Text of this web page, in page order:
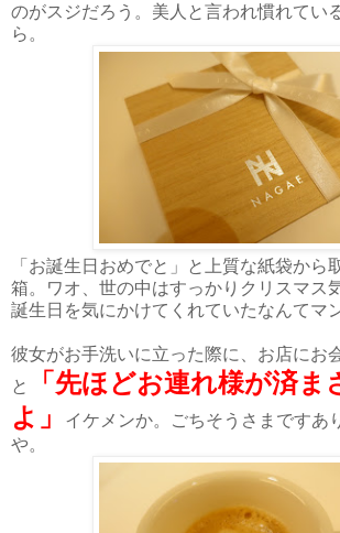
のがスジだろう。美人と言われ慣れてい
ら。
「お誕生日おめでと」と上質な紙袋から
箱。ワオ、世の中はすっかりクリスマス
誕生日を気にかけてくれていたなんてマ
彼女がお手洗いに立った際に、お店にお
と
「先ほどお連れ様が済ま
よ」
イケメンか。ごちそうさまですあ
や。